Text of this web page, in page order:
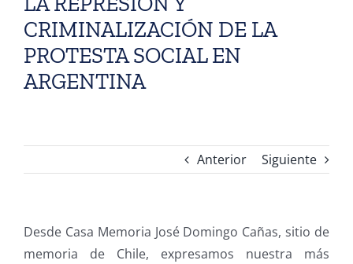
CRIMINALIZACIÓN DE LA
PROTESTA SOCIAL EN
ARGENTINA
Anterior Siguiente
Desde Casa Memoria José Domingo Cañas, sitio de
memoria de Chile, expresamos nuestra más